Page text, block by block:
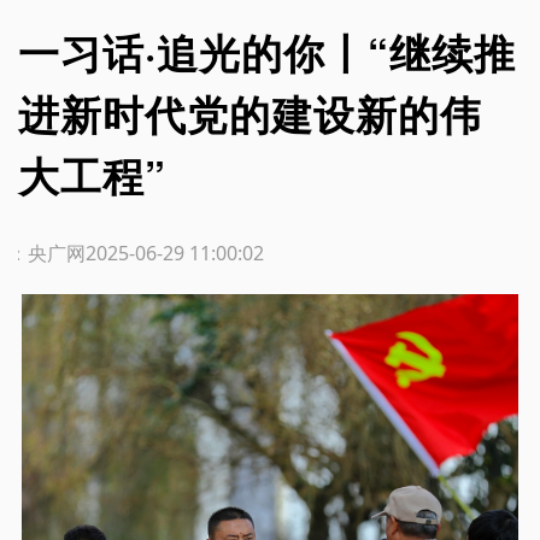
一习话·追光的你丨“继续推
进新时代党的建设新的伟
大工程”
2025-06-29 11:00:02
：央广网